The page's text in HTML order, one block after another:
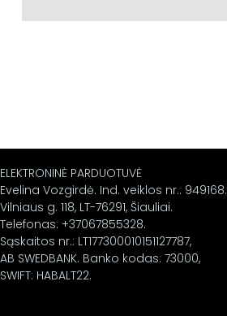
ELEKTRONINĖ PARDUOTUVĖ
Evelina Vozgirdė. Ind. veiklos nr.: 949168.
Vilniaus g. 118, LT-76291, Šiauliai.
Telefonas: +37067855328.
Sąskaitos nr.: LT177300010151127787,
AB SWEDBANK. Banko kodas: 73000,
SWIFT: HABALT22.